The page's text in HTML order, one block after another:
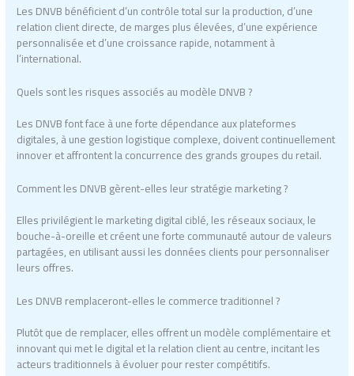
Les DNVB bénéficient d’un contrôle total sur la production, d’une
relation client directe, de marges plus élevées, d’une expérience
personnalisée et d’une croissance rapide, notamment à
l’international.
Quels sont les risques associés au modèle DNVB ?
Les DNVB font face à une forte dépendance aux plateformes
digitales, à une gestion logistique complexe, doivent continuellement
innover et affrontent la concurrence des grands groupes du retail.
Comment les DNVB gèrent-elles leur stratégie marketing ?
Elles privilégient le marketing digital ciblé, les réseaux sociaux, le
bouche-à-oreille et créent une forte communauté autour de valeurs
partagées, en utilisant aussi les données clients pour personnaliser
leurs offres.
Les DNVB remplaceront-elles le commerce traditionnel ?
Plutôt que de remplacer, elles offrent un modèle complémentaire et
innovant qui met le digital et la relation client au centre, incitant les
acteurs traditionnels à évoluer pour rester compétitifs.